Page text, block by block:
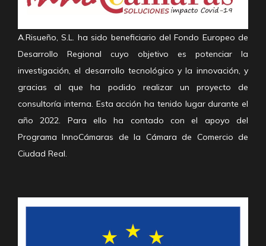
A.Risueño, S.L. ha sido beneficiario del Fondo Europeo de
Desarrollo Regional cuyo objetivo es potenciar la
investigación, el desarrollo tecnológico y la innovación, y
gracias al que ha podido realizar un proyecto de
consultoría interna. Esta acción ha tenido lugar durante el
año 2022. Para ello ha contado con el apoyo del
Programa InnoCámaras de la Cámara de Comercio de
Ciudad Real.